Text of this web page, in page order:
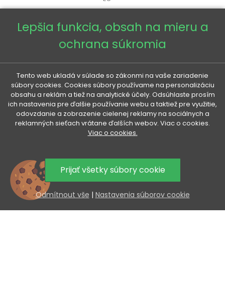
VENETI
VÁŠ ÚČET 
UŽITOČNÉ INFORMÁCIE
AKCIA A NOVINKY NA VÁŠ E-MAIL
Lepšia funkcia, obsah na mieru a
ochrana súkromia
Tento web ukladá v súlade so zákonmi na vaše zariadenie
súbory cookies. Cookies súbory používame na personalizáciu
obsahu a reklám a tiež na analytické účely. Odsúhlaste prosím
ich nastavenia pre ďalšie používanie webu a taktiež pre využitie,
odovzdanie a zobrazenie cielenej reklamy na sociálnych a
reklamných sieťach vrátane ďalších webov. Viac o cookies.
Viac o cookies.
Prijať všetky súbory cookie
Odmítnout vše | Nastavenia súborov cookie